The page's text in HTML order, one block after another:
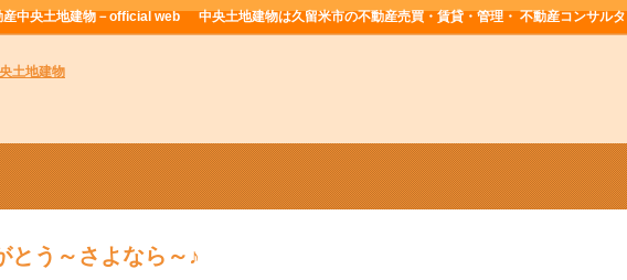
産中央土地建物－official web 中央土地建物は久留米市の不動産売買・賃貸・管理・ 不動産コンサル
とう～さよなら～♪